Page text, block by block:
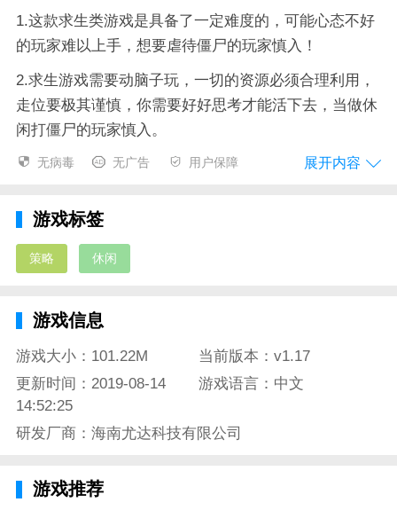
1.这款求生类游戏是具备了一定难度的，可能心态不好
的玩家难以上手，想要虐待僵尸的玩家慎入！
2.求生游戏需要动脑子玩，一切的资源必须合理利用，
走位要极其谨慎，你需要好好思考才能活下去，当做休
闲打僵尸的玩家慎入。
3.珍惜自己的生命，游戏里的僵尸很强大，硬抗的话很
超过5天的话会有补给奖励的！
幸存者危城的游戏评测：
对待僵尸才有存活的可能，这里不是小白的天堂，游戏
想上手必须运用出色的策略，这样你才能逃出这个城
市！
无病毒 无广告 用户保障 展开内容
游戏标签
策略 休闲
游戏信息
游戏大小：101.22M
当前版本：v1.17
更新时间：2019-08-14
14:52:25
游戏语言：中文
研发厂商：海南尤达科技有限公司
游戏推荐